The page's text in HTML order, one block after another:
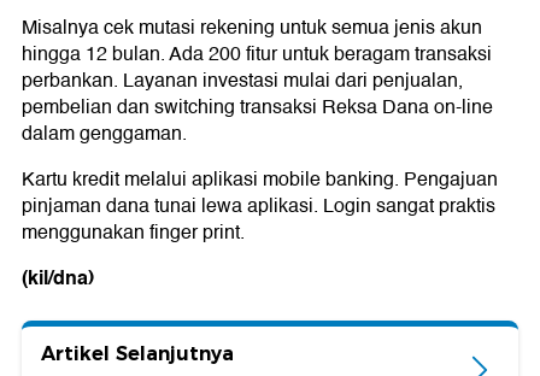
Misalnya cek mutasi rekening untuk semua jenis akun
hingga 12 bulan. Ada 200 fitur untuk beragam transaksi
perbankan. Layanan investasi mulai dari penjualan,
pembelian dan switching transaksi Reksa Dana on-line
dalam genggaman.
Kartu kredit melalui aplikasi mobile banking. Pengajuan
pinjaman dana tunai lewa aplikasi. Login sangat praktis
menggunakan finger print.
(kil/dna)
Artikel Selanjutnya